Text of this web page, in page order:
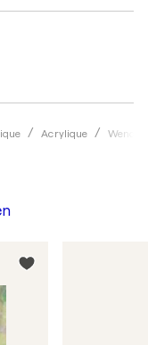
Acrylique Wendy